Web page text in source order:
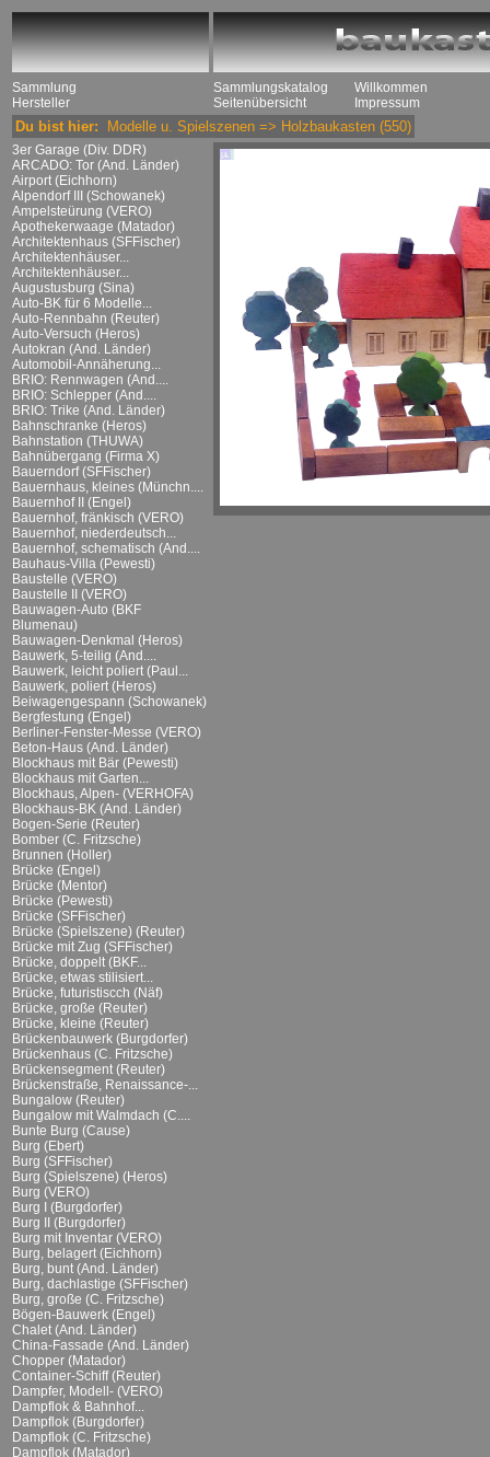
Sammlung
Hersteller
Sammlungskatalog
Seitenübersicht
Willkommen
Impressum
Du bist hier: Modelle u. Spielszenen => Holzbaukasten (550)
3er Garage (Div. DDR)
ARCADO: Tor (And. Länder)
Airport (Eichhorn)
Alpendorf III (Schowanek)
Ampelsteürung (VERO)
Apothekerwaage (Matador)
Architektenhaus (SFFischer)
Architektenhäuser...
Architektenhäuser...
Augustusburg (Sina)
Auto-BK für 6 Modelle...
Auto-Rennbahn (Reuter)
Auto-Versuch (Heros)
Autokran (And. Länder)
Automobil-Annäherung...
BRIO: Rennwagen (And....
BRIO: Schlepper (And....
BRIO: Trike (And. Länder)
Bahnschranke (Heros)
Bahnstation (THUWA)
Bahnübergang (Firma X)
Bauerndorf (SFFischer)
Bauernhaus, kleines (Münchn....
Bauernhof II (Engel)
Bauernhof, fränkisch (VERO)
Bauernhof, niederdeutsch...
Bauernhof, schematisch (And....
Bauhaus-Villa (Pewesti)
Baustelle (VERO)
Baustelle II (VERO)
Bauwagen-Auto (BKF
Blumenau)
Bauwagen-Denkmal (Heros)
Bauwerk, 5-teilig (And....
Bauwerk, leicht poliert (Paul...
Bauwerk, poliert (Heros)
Beiwagengespann (Schowanek)
Bergfestung (Engel)
Berliner-Fenster-Messe (VERO)
Beton-Haus (And. Länder)
Blockhaus mit Bär (Pewesti)
Blockhaus mit Garten...
Blockhaus, Alpen- (VERHOFA)
Blockhaus-BK (And. Länder)
Bogen-Serie (Reuter)
Bomber (C. Fritzsche)
Brunnen (Holler)
Brücke (Engel)
Brücke (Mentor)
Brücke (Pewesti)
Brücke (SFFischer)
Brücke (Spielszene) (Reuter)
Brücke mit Zug (SFFischer)
Brücke, doppelt (BKF...
Brücke, etwas stilisiert...
Brücke, futuristiscch (Näf)
Brücke, große (Reuter)
Brücke, kleine (Reuter)
Brückenbauwerk (Burgdorfer)
Brückenhaus (C. Fritzsche)
Brückensegment (Reuter)
Brückenstraße, Renaissance-...
Bungalow (Reuter)
Bungalow mit Walmdach (C....
Bunte Burg (Cause)
Burg (Ebert)
Burg (SFFischer)
Burg (Spielszene) (Heros)
Burg (VERO)
Burg I (Burgdorfer)
Burg II (Burgdorfer)
Burg mit Inventar (VERO)
Burg, belagert (Eichhorn)
Burg, bunt (And. Länder)
Burg, dachlastige (SFFischer)
Burg, große (C. Fritzsche)
Bögen-Bauwerk (Engel)
Chalet (And. Länder)
China-Fassade (And. Länder)
Chopper (Matador)
Container-Schiff (Reuter)
Dampfer, Modell- (VERO)
Dampflok & Bahnhof...
Dampflok (Burgdorfer)
Dampflok (C. Fritzsche)
Dampflok (Matador)